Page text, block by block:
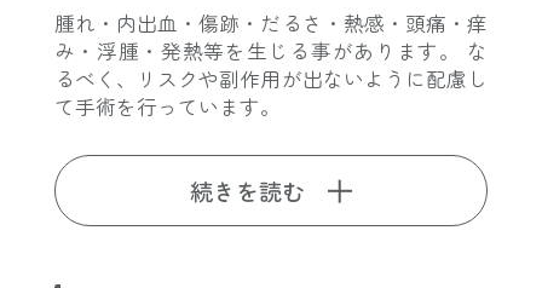
腫れ・内出血・傷跡・だるさ・熱感・頭痛・痒
み・浮腫・発熱等を生じる事があります。 な
るべく、リスクや副作用が出ないように配慮し
て手術を行っています。
続きを読む